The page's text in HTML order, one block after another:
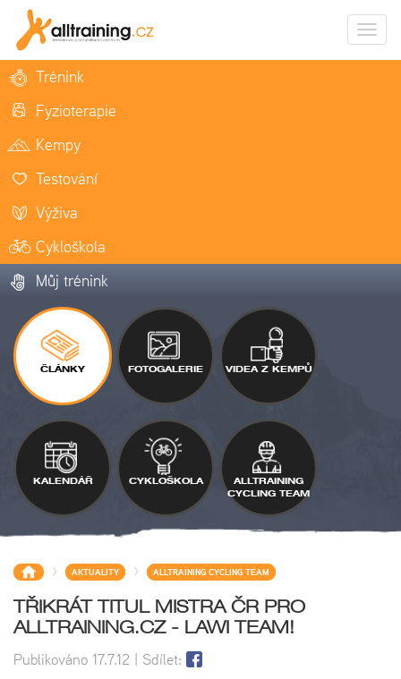
Trénink
Fyzioterapie
Kempy
Testování
Výživa
Cykloškola
Můj trénink
ČLÁNKY FOTOGALERIE VIDEA Z KEMPŮ
KALENDÁŘ CYKLOŠKOLA
ALLTRAINING
CYCLING TEAM
> AKTUALITY > ALLTRAINING CYCLING TEAM
TŘIKRÁT TITUL MISTRA ČR PRO
ALLTRAINING.CZ - LAWI TEAM!
Publikováno 17.7.12 | Sdílet: